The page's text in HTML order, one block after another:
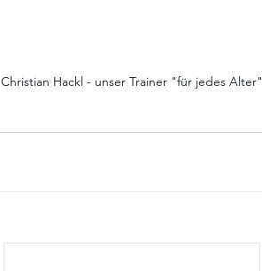
Christian Hackl - unser Trainer "für jedes Alter"